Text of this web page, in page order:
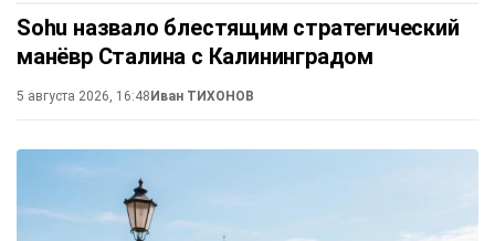
Sohu назвало блестящим стратегический
манёвр Сталина с Калининградом
5 августа 2026, 16:48Иван ТИХОНОВ